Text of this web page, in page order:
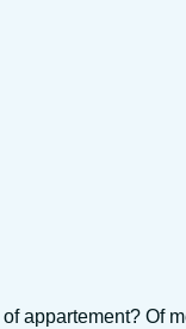
appartement? Of